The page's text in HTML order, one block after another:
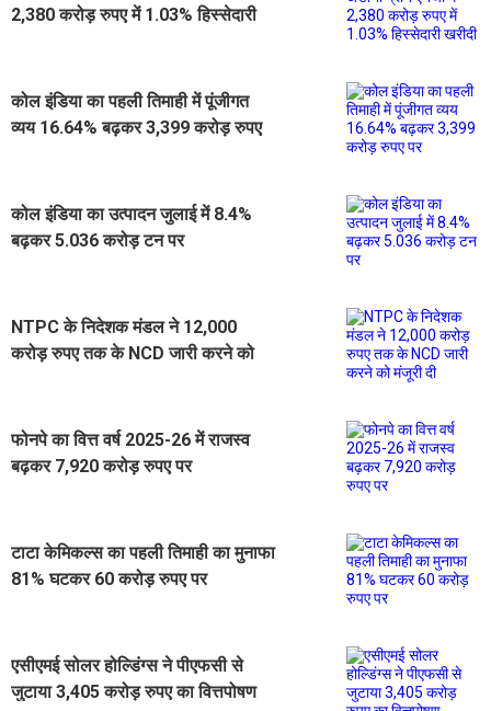
2,380 करोड़ रुपए में 1.03% हिस्सेदारी
कोल इंडिया का पहली तिमाही में पूंजीगत
व्यय 16.64% बढ़कर 3,399 करोड़ रुपए
कोल इंडिया का उत्पादन जुलाई में 8.4%
बढ़कर 5.036 करोड़ टन पर
NTPC के निदेशक मंडल ने 12,000
करोड़ रुपए तक के NCD जारी करने को
फोनपे का वित्त वर्ष 2025-26 में राजस्व
बढ़कर 7,920 करोड़ रुपए पर
टाटा केमिकल्स का पहली तिमाही का मुनाफा
81% घटकर 60 करोड़ रुपए पर
एसीएमई सोलर होल्डिंग्स ने पीएफसी से
जुटाया 3,405 करोड़ रुपए का वित्तपोषण